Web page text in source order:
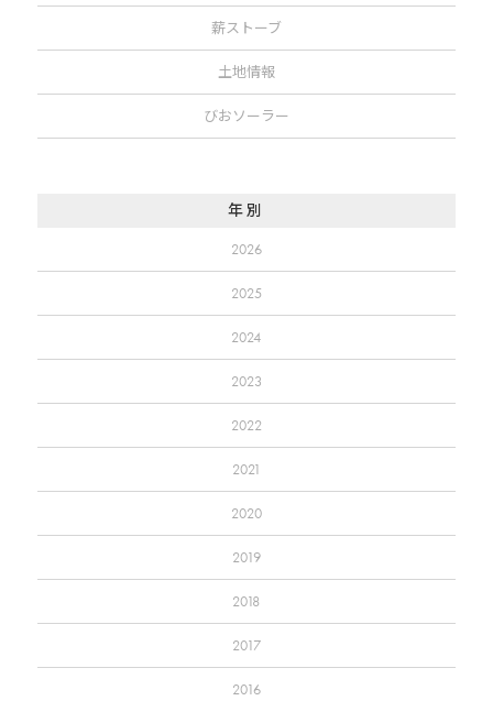
薪ストーブ
土地情報
びおソーラー
年別
2026
2025
2024
2023
2022
2021
2020
2019
2018
2017
2016